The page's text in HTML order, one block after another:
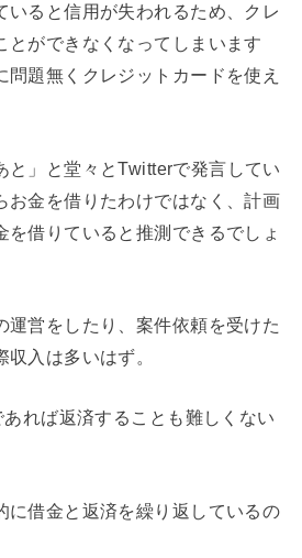
いると信用が失われるため、クレ
とができなくなってしまいます
問題無くクレジットカードを使え
と」と堂々とTwitterで発言してい
お金を借りたわけではなく、計画
を借りていると推測できるでしょ
運営をしたり、案件依頼を受けた
入は多いはず。
れば返済することも難しくない
に借金と返済を繰り返しているの